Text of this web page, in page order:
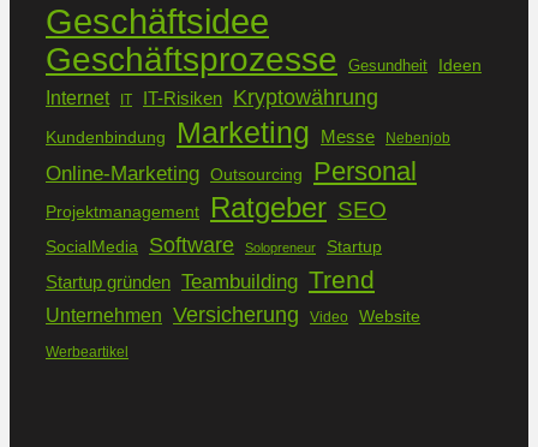
Geschäftsidee
Geschäftsprozesse Gesundheit Ideen
Internet IT IT-Risiken Kryptowährung
Kundenbindung Marketing Messe Nebenjob
Online-Marketing Outsourcing Personal
Projektmanagement Ratgeber SEO
SocialMedia Software Solopreneur Startup
Startup gründen Teambuilding Trend
Unternehmen Versicherung Video Website
Werbeartikel